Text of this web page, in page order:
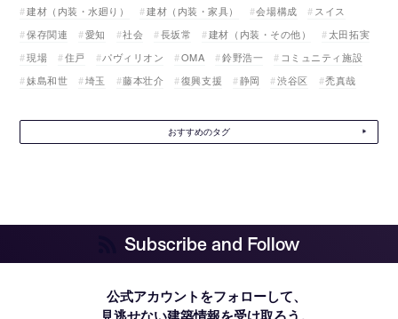
建材（内装・水廻り）
建材（内装・家具） 会場構成
スイス
保存関連
愛知 社会 長坂常 建材（内装・その他）
太田拓実
現場
住戸 パヴィリオン OMA 鈴野浩一
コミュニティ施設
妹島和世
埼玉 藤本壮介 復興支援 静岡 渋谷区 禿真哉
おすすめのタグ
Subscribe and Follow
公式アカウントをフォローして、